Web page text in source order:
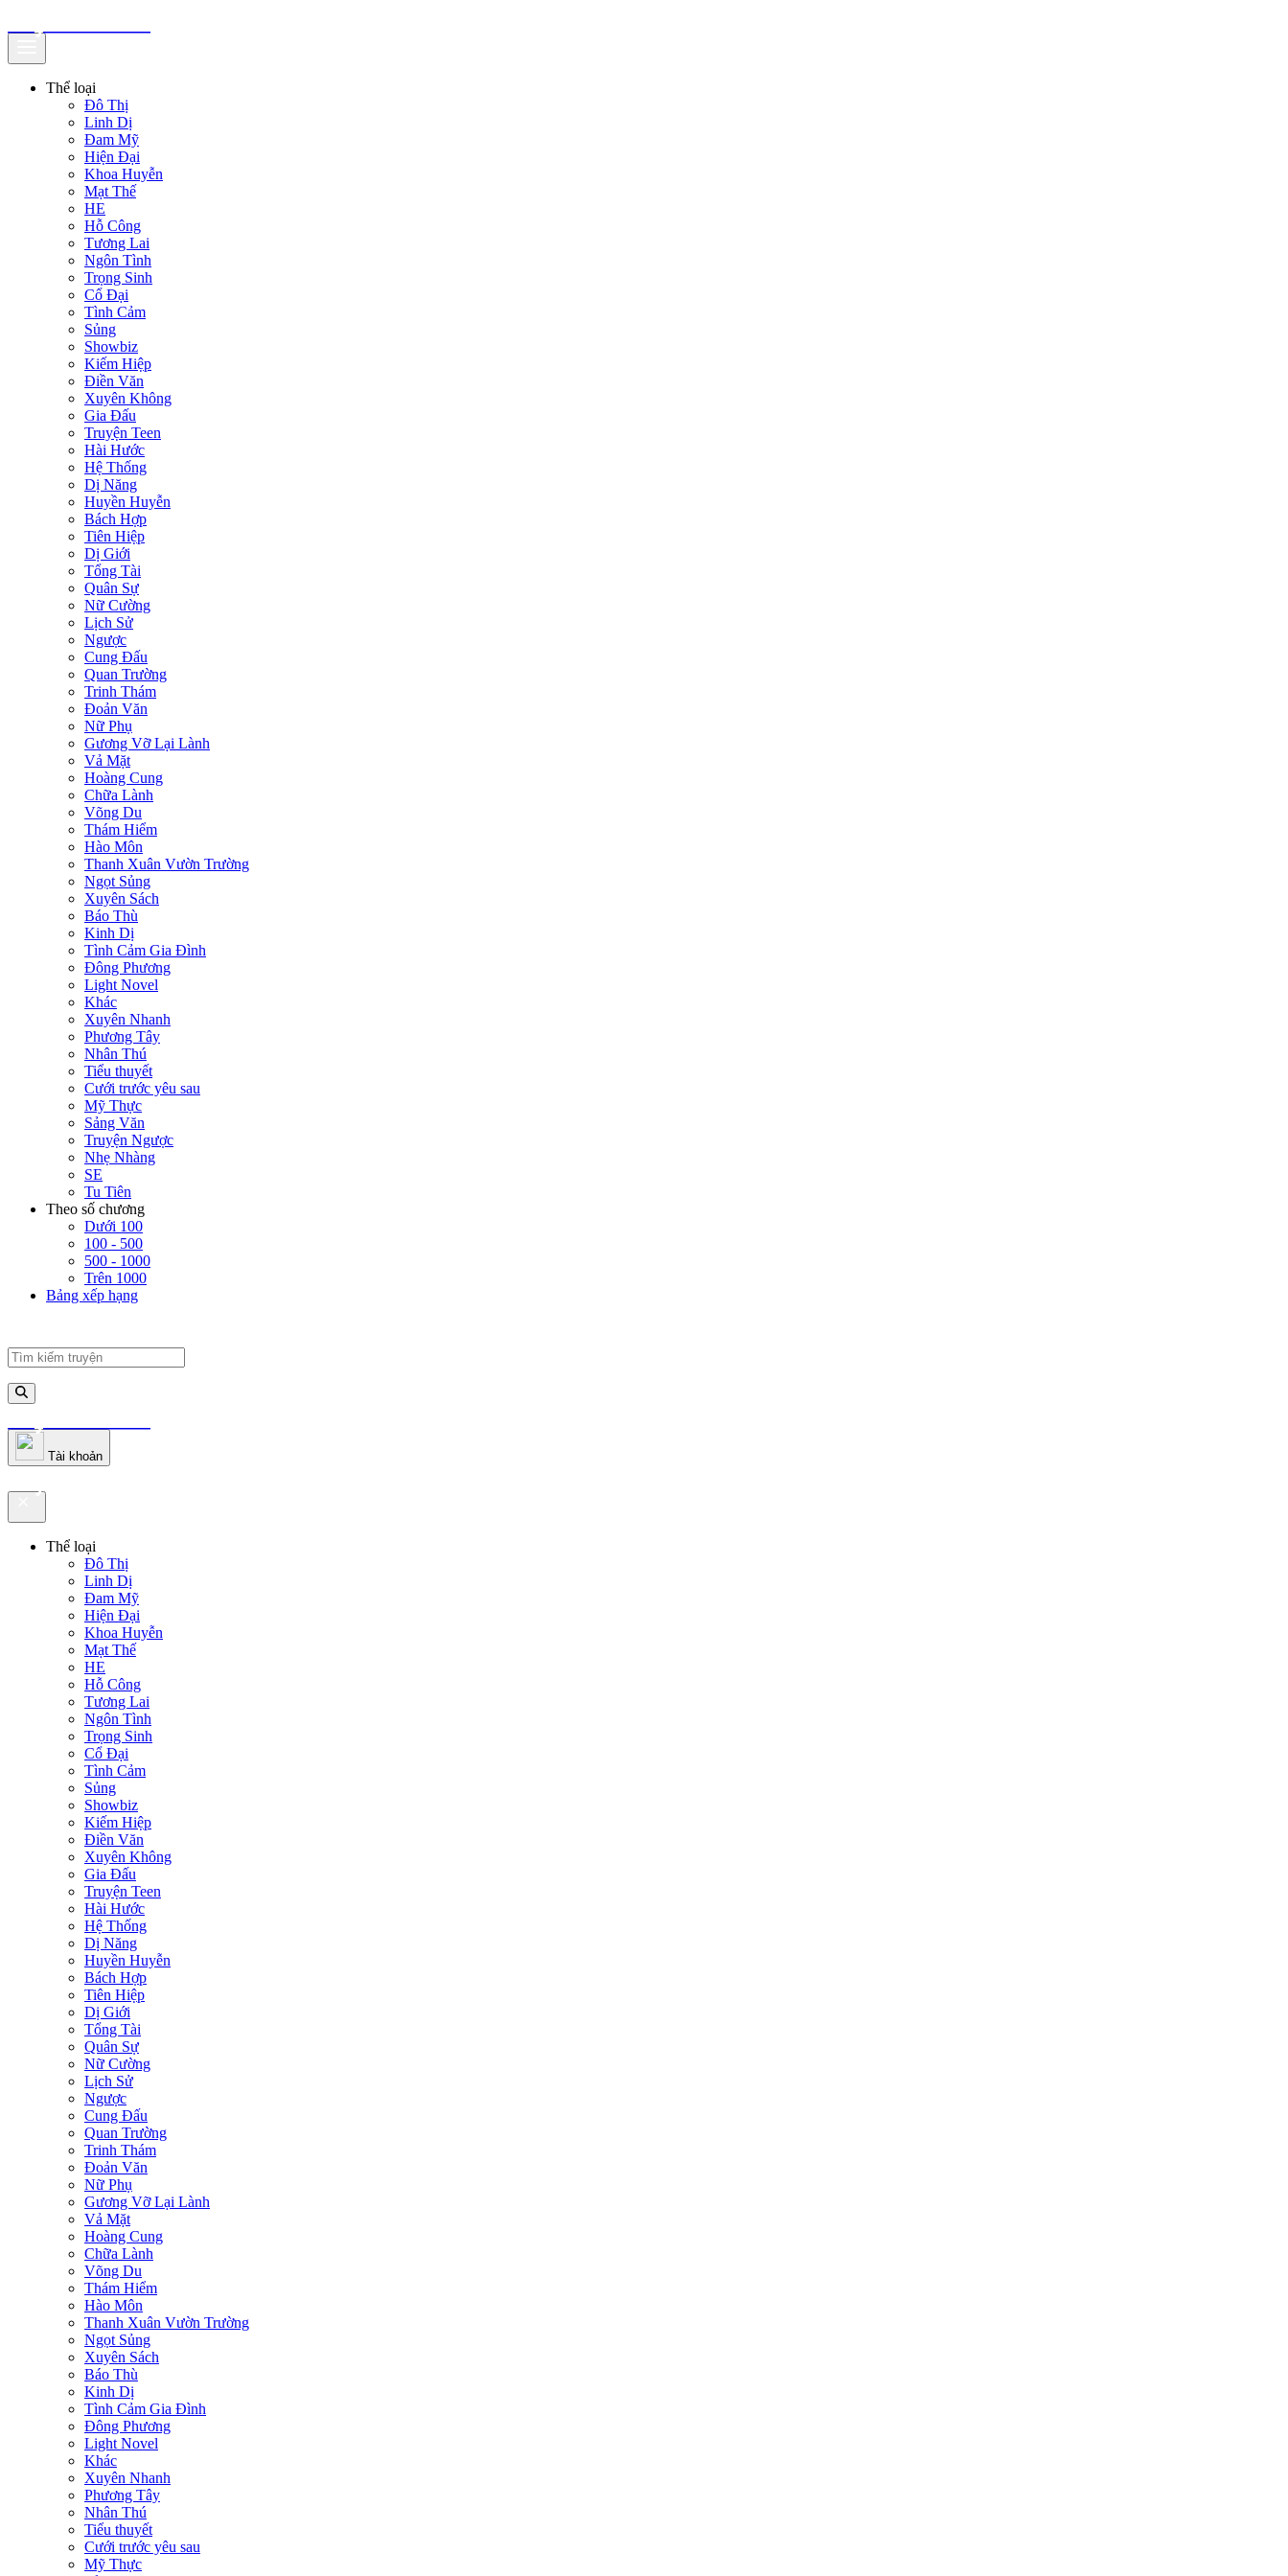
Thể loại
Đô Thị
Linh Dị
Đam Mỹ
Hiện Đại
Khoa Huyễn
Mạt Thế
HE
Hỗ Công
Tương Lai
Ngôn Tình
Trọng Sinh
Cổ Đại
Tình Cảm
Sủng
Showbiz
Kiếm Hiệp
Điền Văn
Xuyên Không
Gia Đấu
Truyện Teen
Hài Hước
Hệ Thống
Dị Năng
Huyền Huyễn
Bách Hợp
Tiên Hiệp
Dị Giới
Tổng Tài
Quân Sự
Nữ Cường
Lịch Sử
Ngược
Cung Đấu
Quan Trường
Trinh Thám
Đoản Văn
Nữ Phụ
Gương Vỡ Lại Lành
Vả Mặt
Hoàng Cung
Chữa Lành
Võng Du
Thám Hiểm
Hào Môn
Thanh Xuân Vườn Trường
Ngọt Sủng
Xuyên Sách
Báo Thù
Kinh Dị
Tình Cảm Gia Đình
Đông Phương
Light Novel
Khác
Xuyên Nhanh
Phương Tây
Nhân Thú
Tiểu thuyết
Cưới trước yêu sau
Mỹ Thực
Sảng Văn
Truyện Ngược
Nhẹ Nhàng
SE
Tu Tiên
Theo số chương
Dưới 100
100 - 500
500 - 1000
Trên 1000
Bảng xếp hạng
truyenfullz.com
Tài khoản
truyenfullz.com
Thể loại
Đô Thị
Linh Dị
Đam Mỹ
Hiện Đại
Khoa Huyễn
Mạt Thế
HE
Hỗ Công
Tương Lai
Ngôn Tình
Trọng Sinh
Cổ Đại
Tình Cảm
Sủng
Showbiz
Kiếm Hiệp
Điền Văn
Xuyên Không
Gia Đấu
Truyện Teen
Hài Hước
Hệ Thống
Dị Năng
Huyền Huyễn
Bách Hợp
Tiên Hiệp
Dị Giới
Tổng Tài
Quân Sự
Nữ Cường
Lịch Sử
Ngược
Cung Đấu
Quan Trường
Trinh Thám
Đoản Văn
Nữ Phụ
Gương Vỡ Lại Lành
Vả Mặt
Hoàng Cung
Chữa Lành
Võng Du
Thám Hiểm
Hào Môn
Thanh Xuân Vườn Trường
Ngọt Sủng
Xuyên Sách
Báo Thù
Kinh Dị
Tình Cảm Gia Đình
Đông Phương
Light Novel
Khác
Xuyên Nhanh
Phương Tây
Nhân Thú
Tiểu thuyết
Cưới trước yêu sau
Mỹ Thực